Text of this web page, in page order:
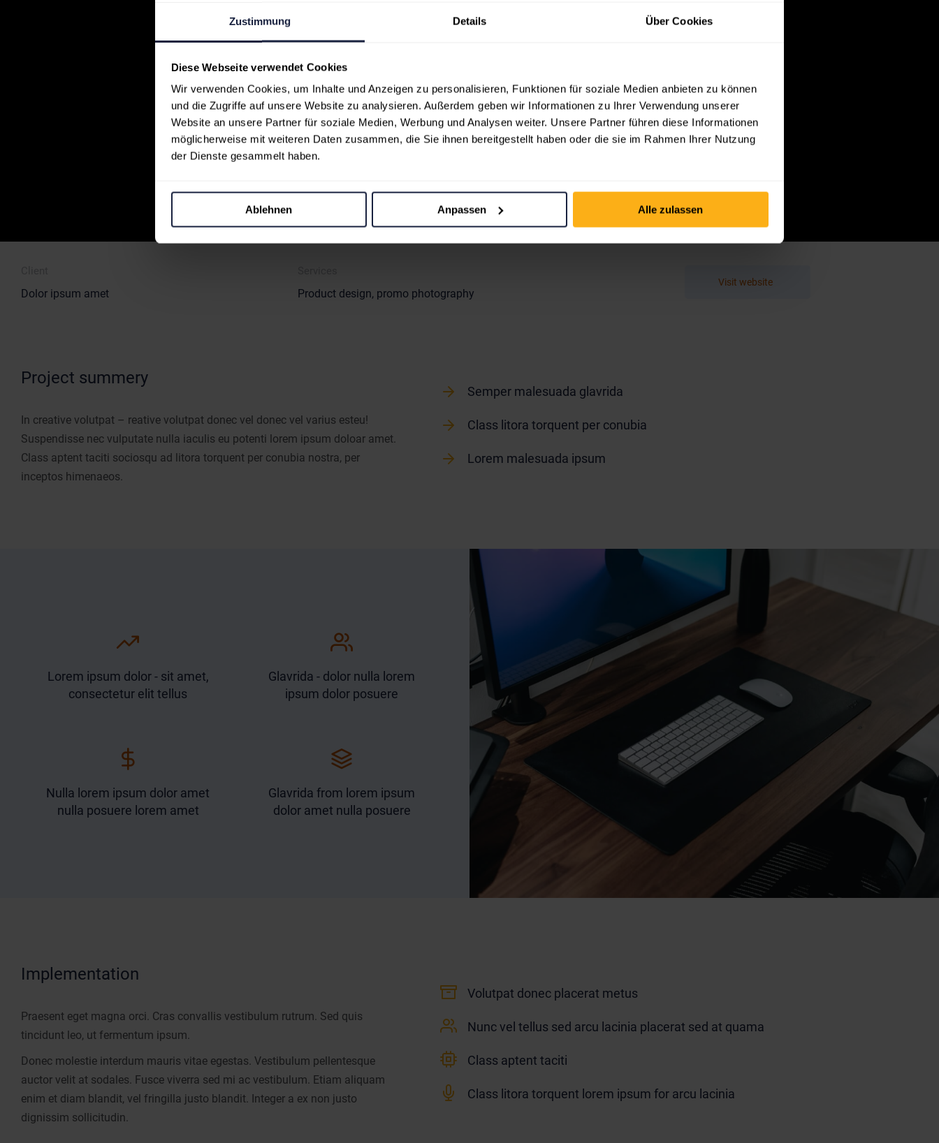
Zustimmung Details Über Cookies
Diese Webseite verwendet Cookies
Wir verwenden Cookies, um Inhalte und Anzeigen zu personalisieren, Funktionen für soziale Medien anbieten zu können
und die Zugriffe auf unsere Website zu analysieren. Außerdem geben wir Informationen zu Ihrer Verwendung unserer
Website an unsere Partner für soziale Medien, Werbung und Analysen weiter. Unsere Partner führen diese Informationen
möglicherweise mit weiteren Daten zusammen, die Sie ihnen bereitgestellt haben oder die sie im Rahmen Ihrer Nutzung
der Dienste gesammelt haben.
Ablehnen Anpassen Alle zulassen
Dolor ipsum amet Product design, promo photography
Visit website
Project summery
In creative volutpat – reative volutpat donec vel donec vel varius esteu!
Suspendisse nec vulputate nulla iaculis eu potenti lorem ipsum doloar amet.
Class aptent taciti sociosqu ad litora torquent per conubia nostra, per
inceptos himenaeos.
Semper malesuada glavrida
Class litora torquent per conubia
Lorem malesuada ipsum
Lorem ipsum dolor - sit amet,
consectetur elit tellus
Glavrida - dolor nulla lorem
ipsum dolor posuere
Nulla lorem ipsum dolor amet
nulla posuere lorem amet
Glavrida from lorem ipsum
dolor amet nulla posuere
Implementation
Praesent eget magna orci. Cras convallis vestibulum rutrum. Sed quis
tincidunt leo, ut fermentum ipsum.
Donec molestie interdum mauris vitae egestas. Vestibulum pellentesque
auctor velit at sodales. Fusce viverra sed mi ac vestibulum. Etiam aliquam
enim et diam blandit, vel fringilla justo blandit. Integer a ex non justo
dignissim sollicitudin.
Volutpat donec placerat metus
Nunc vel tellus sed arcu lacinia placerat sed at quama
Class aptent taciti
Class litora torquent lorem ipsum for arcu lacinia